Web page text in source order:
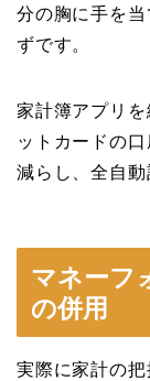
分の胸に手を
ずです。
家計簿アプリ
ットカードの
減らし、全自動
マネーフ
の併用
実際に家計の